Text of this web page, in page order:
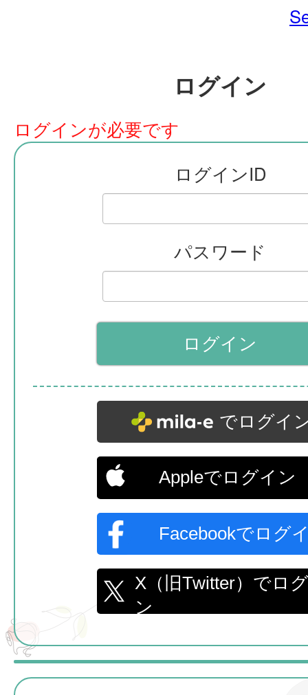
ログイン
ログインが必要です
ログインID
パスワード
でログイ
Appleでログイン
Facebookでログ
X（旧Twitter）でロ
ン